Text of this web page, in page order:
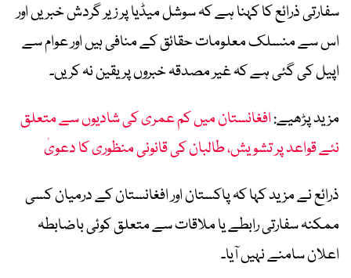
سفارتی ذرائع کا کہنا ہے کہ سوشل میڈیا پر زیر گردش خبریں اور
اس سے منسلک معلومات حقائق کے منافی ہیں اور عوام سے
اپیل کی گئی ہے کہ غیر مصدقہ خبروں پر یقین نہ کریں۔
مزید پڑھیے:افغانستان میں کم عمری کی شادیوں سے متعلق
نئے قواعد پر تشویش، طالبان کی قانونی منظوری کا دعویٰ
ذرائع نے مزید کہا کہ پاکستان اور افغانستان کے درمیان کسی
ممکنہ سفارتی رابطے یا ملاقات سے متعلق کوئی باضابطہ
اعلان سامنے نہیں آیا۔